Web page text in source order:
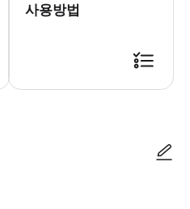
사용방법